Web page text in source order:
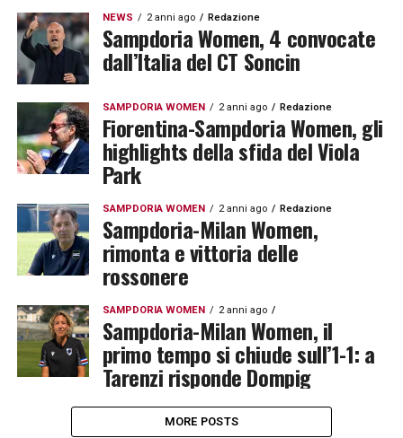
NEWS 2 anni ago Redazione
Sampdoria Women, 4 convocate
dall’Italia del CT Soncin
SAMPDORIA WOMEN 2 anni ago Redazione
Fiorentina-Sampdoria Women, gli
highlights della sfida del Viola
Park
SAMPDORIA WOMEN 2 anni ago Redazione
Sampdoria-Milan Women,
rimonta e vittoria delle
rossonere
SAMPDORIA WOMEN 2 anni ago
Sampdoria-Milan Women, il
primo tempo si chiude sull’1-1: a
Tarenzi risponde Dompig
MORE POSTS